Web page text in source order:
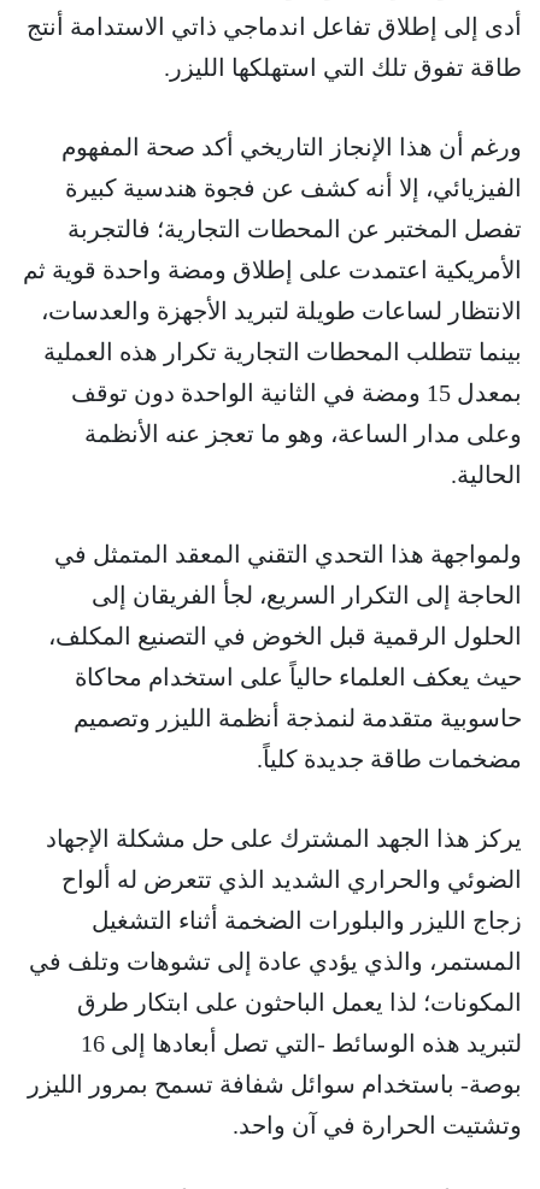
أدى إلى إطلاق تفاعل اندماجي ذاتي الاستدامة أنتج
طاقة تفوق تلك التي استهلكها الليزر.
ورغم أن هذا الإنجاز التاريخي أكد صحة المفهوم
الفيزيائي، إلا أنه كشف عن فجوة هندسية كبيرة
تفصل المختبر عن المحطات التجارية؛ فالتجربة
الأمريكية اعتمدت على إطلاق ومضة واحدة قوية ثم
الانتظار لساعات طويلة لتبريد الأجهزة والعدسات،
بينما تتطلب المحطات التجارية تكرار هذه العملية
بمعدل 15 ومضة في الثانية الواحدة دون توقف
وعلى مدار الساعة، وهو ما تعجز عنه الأنظمة
الحالية.
ولمواجهة هذا التحدي التقني المعقد المتمثل في
الحاجة إلى التكرار السريع، لجأ الفريقان إلى
الحلول الرقمية قبل الخوض في التصنيع المكلف،
حيث يعكف العلماء حالياً على استخدام محاكاة
حاسوبية متقدمة لنمذجة أنظمة الليزر وتصميم
مضخمات طاقة جديدة كلياً.
يركز هذا الجهد المشترك على حل مشكلة الإجهاد
الضوئي والحراري الشديد الذي تتعرض له ألواح
زجاج الليزر والبلورات الضخمة أثناء التشغيل
المستمر، والذي يؤدي عادة إلى تشوهات وتلف في
المكونات؛ لذا يعمل الباحثون على ابتكار طرق
لتبريد هذه الوسائط -التي تصل أبعادها إلى 16
بوصة- باستخدام سوائل شفافة تسمح بمرور الليزر
وتشتيت الحرارة في آن واحد.